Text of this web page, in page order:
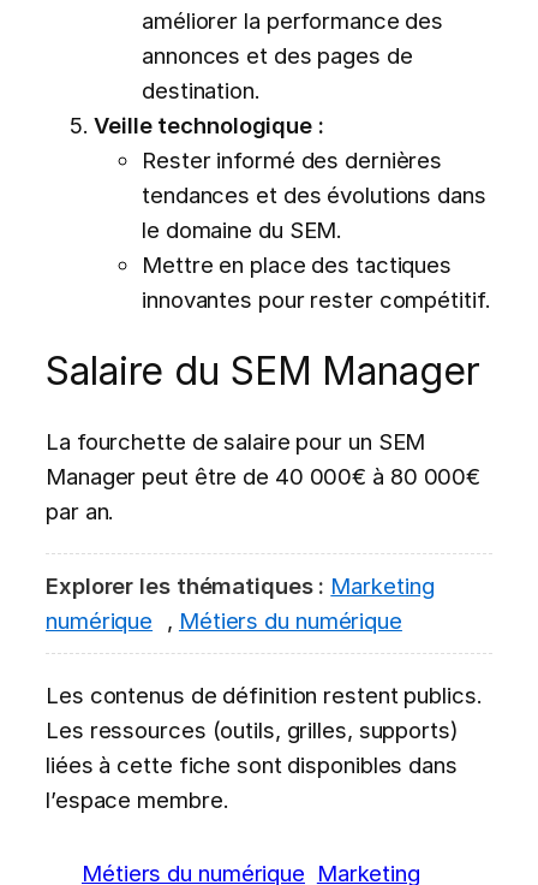
améliorer la performance des
annonces et des pages de
destination.
Veille technologique :
Rester informé des dernières
tendances et des évolutions dans
le domaine du SEM.
Mettre en place des tactiques
innovantes pour rester compétitif.
Salaire du SEM Manager
La fourchette de salaire pour un SEM
Manager peut être de 40 000€ à 80 000€
par an.
Explorer les thématiques : Marketing
numérique
, Métiers du numérique
Les contenus de définition restent publics.
Les ressources (outils, grilles, supports)
liées à cette fiche sont disponibles dans
l’espace membre.
Métiers du numérique Marketing